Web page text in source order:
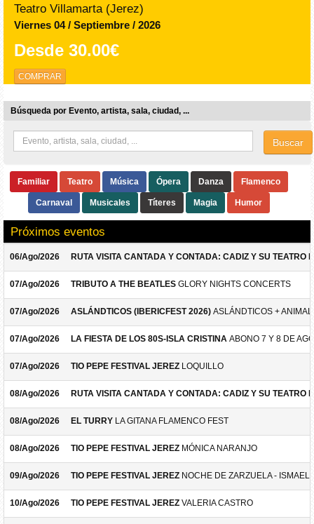
Teatro Villamarta (Jerez)
Viernes 04 / Septiembre / 2026
Desde 30.00€
COMPRAR
Búsqueda por Evento, artista, sala, ciudad, ...
Buscar
Familiar Teatro Música Ópera Danza Flamenco
Carnaval Musicales Títeres Magia Humor
Próximos eventos
06/Ago/2026 RUTA VISITA CANTADA Y CONTADA: CADIZ Y SU TEATRO
07/Ago/2026 TRIBUTO A THE BEATLES GLORY NIGHTS CONCERTS
07/Ago/2026 ASLÁNDTICOS (IBERICFEST 2026) ASLÁNDTICOS +
07/Ago/2026 LA FIESTA DE LOS 80S-ISLA CRISTINA ABONO 7 Y 8 DE
07/Ago/2026 TIO PEPE FESTIVAL JEREZ LOQUILLO
08/Ago/2026 RUTA VISITA CANTADA Y CONTADA: CADIZ Y SU TEATRO
08/Ago/2026 EL TURRY LA GITANA FLAMENCO FEST
08/Ago/2026 TIO PEPE FESTIVAL JEREZ MÓNICA NARANJO
09/Ago/2026 TIO PEPE FESTIVAL JEREZ NOCHE DE ZARZUELA -
10/Ago/2026 TIO PEPE FESTIVAL JEREZ VALERIA CASTRO